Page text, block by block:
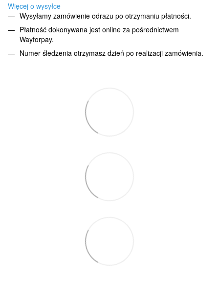
Więcej o wysyłce
Wysyłamy zamówienie odrazu po otrzymaniu płatności.
Płatność dokonywana jest online za pośrednictwem
Wayforpay.
Numer śledzenia otrzymasz dzień po realizacji zamówienia.